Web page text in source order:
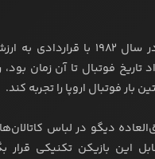
تاریخ فوتبال تا آن زمان بود،
بار فوتبال اروپا را تجربه کند.
دیگو در لباس
این بازیکن تکنیکی قرار